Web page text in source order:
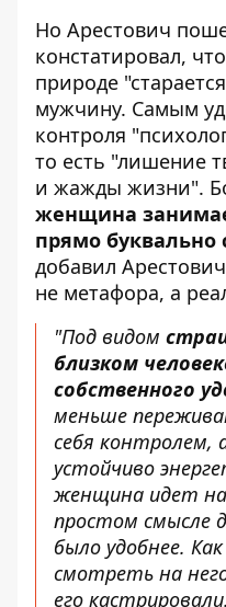
Но Арестович
констатировал,
природе
мужчину. Самым
контроля
то есть "лишение
и жажды жизни".
женщина
прямо буквально
добавил
не метафора, а
"Под видом
близком
собственного
меньше
себя контролем,
устойчиво
женщина идет на
простом смысле
было удобнее.
смотреть на
его